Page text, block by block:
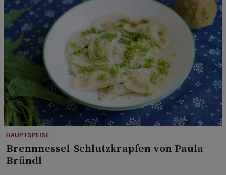
HAUPTSPEISE
Brennnessel-Schlutzkrapfen von Paula
Bründl